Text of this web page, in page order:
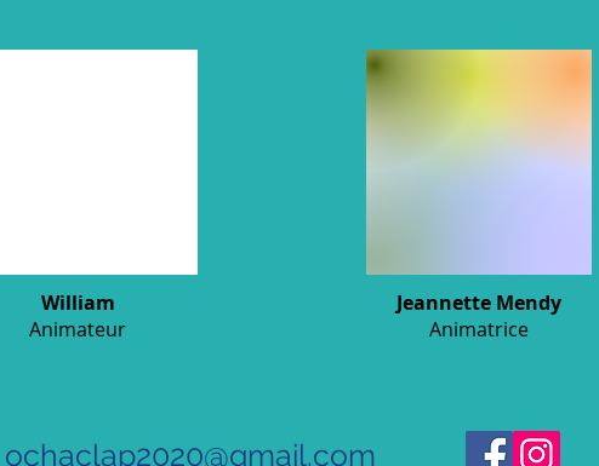
William
Animateur
Jeannette Mendy
Animatrice
ochaclap2020@gmail.com